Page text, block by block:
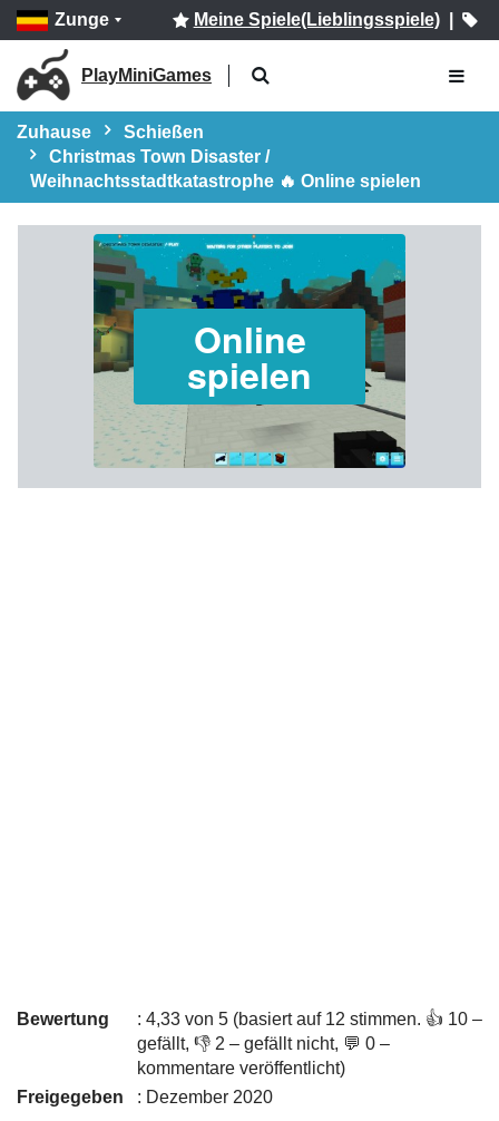
Zunge Meine Spiele(Lieblingsspiele)|
PlayMiniGames
Zuhause
Schießen
Christmas Town Disaster /
Weihnachtsstadtkatastrophe 🔥 Online spielen
Online
spielen
Bewertung
: 4,33 von 5 (basiert auf 12 stimmen. 👍 10 –
gefällt, 👎 2 – gefällt nicht, 💬 0 –
kommentare veröffentlicht)
Freigegeben
: Dezember 2020